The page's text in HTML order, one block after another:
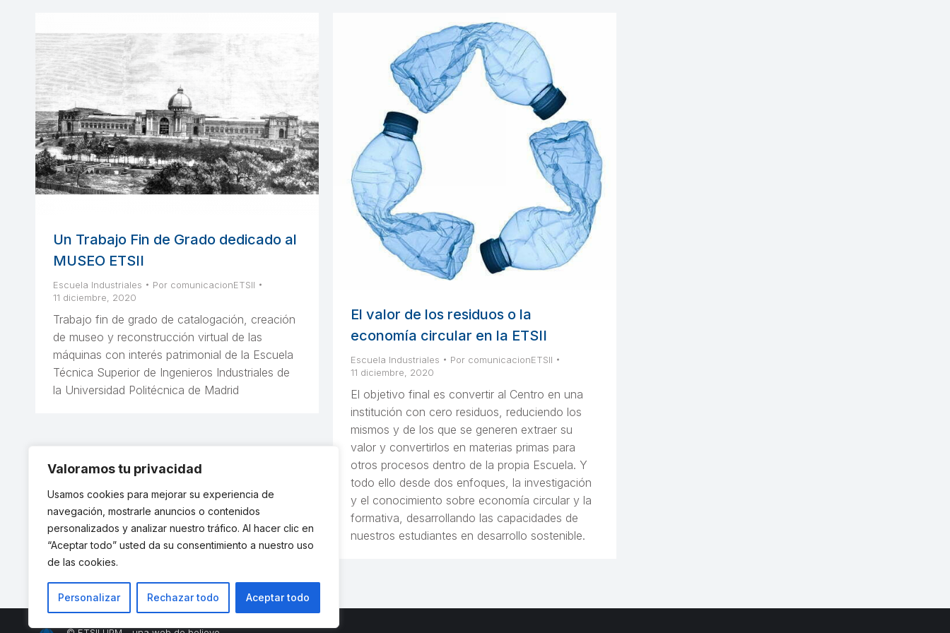
Valoramos tu privacidad
Usamos cookies para mejorar su experiencia de
navegación, mostrarle anuncios o contenidos
personalizados y analizar nuestro tráfico. Al hacer clic en
“Aceptar todo” usted da su consentimiento a nuestro uso
de las cookies.
Personalizar Rechazar todo Aceptar todo
Un Trabajo Fin de Grado dedicado al
MUSEO ETSII
Escuela Industriales Por comunicacionETSII
11 diciembre, 2020
Trabajo fin de grado de catalogación, creación
de museo y reconstrucción virtual de las
máquinas con interés patrimonial de la Escuela
Técnica Superior de Ingenieros Industriales de
la Universidad Politécnica de Madrid
El valor de los residuos o la
economía circular en la ETSII
Escuela Industriales Por comunicacionETSII
11 diciembre, 2020
El objetivo final es convertir al Centro en una
institución con cero residuos, reduciendo los
mismos y de los que se generen extraer su
valor y convertirlos en materias primas para
otros procesos dentro de la propia Escuela. Y
todo ello desde dos enfoques, la investigación
y el conocimiento sobre economía circular y la
formativa, desarrollando las capacidades de
nuestros estudiantes en desarrollo sostenible.